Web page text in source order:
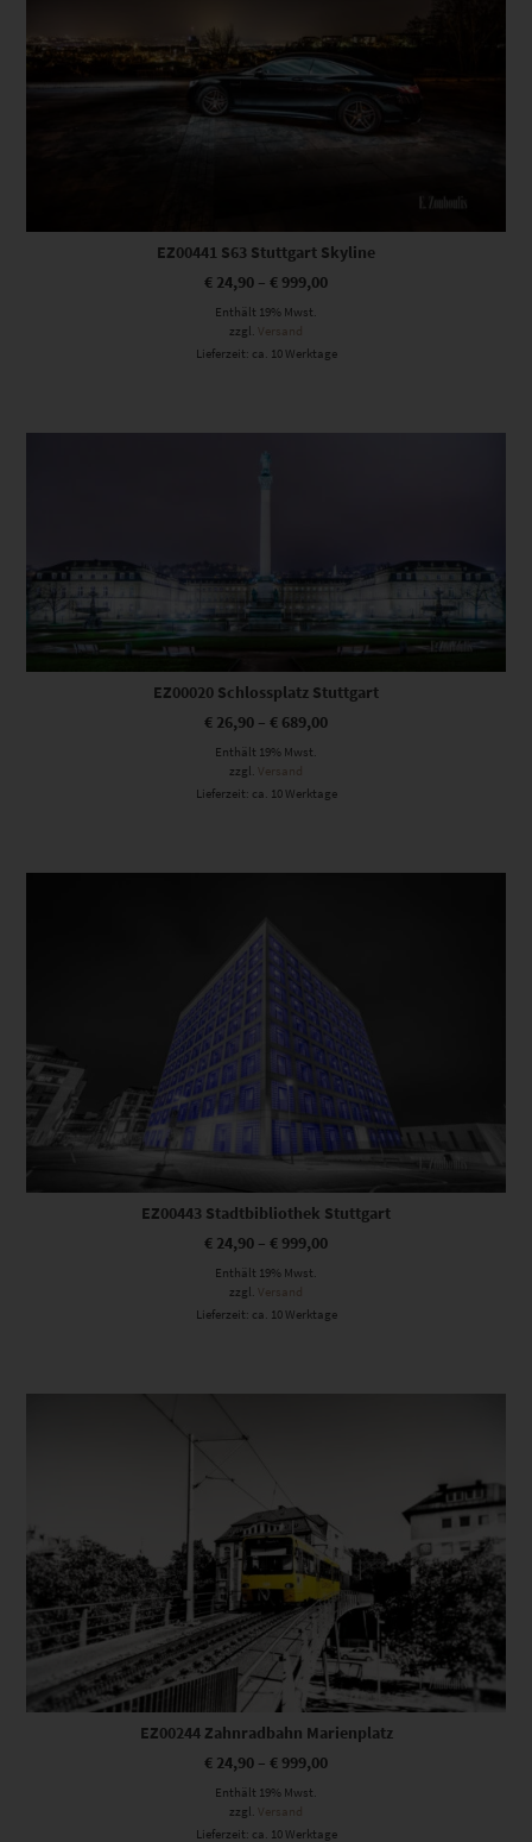
EZ00441 S63 Stuttgart Skyline
€ 24,90 – € 999,00
Enthält 19% Mwst.
zzgl.
Versand
Lieferzeit: ca. 10 Werktage
Dieses Produkt weist mehrere Varianten auf. Die Optionen können auf der Produktseite gewählt werden
EZ00020 Schlossplatz Stuttgart
€ 26,90 – € 689,00
Enthält 19% Mwst.
zzgl. Versand
Lieferzeit: ca. 10 Werktage
Dieses Produkt weist mehrere Varianten auf. Die Optionen können auf der Produktseite gewählt werden
EZ00443 Stadtbibliothek Stuttgart
€ 24,90 – € 999,00
Enthält 19% Mwst.
zzgl.
Versand
Lieferzeit: ca. 10 Werktage
Dieses Produkt weist mehrere Varianten auf. Die Optionen können auf der Produktseite gewählt werden
EZ00244 Zahnradbahn Marienplatz
€ 24,90 – € 999,00
Enthält 19% Mwst.
zzgl. Versand
Lieferzeit: ca. 10 Werktage